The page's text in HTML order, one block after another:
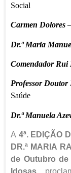
Social
Carmen Dolores –
Dr.ª Maria
Comendador Rui
Professor Doutor
Saúde
Dr.ª Manuela
A 4ª. EDIÇÃO
DR.ª MARIA
de Outubro de